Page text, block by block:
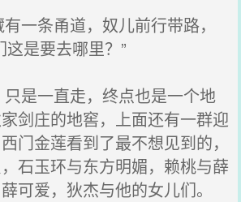
一条甬道，奴儿前行带路，
这是要去哪里？”
是一直走，终点也是一个地
剑庄的地窖，上面还有一群迎
门金莲看到了最不想见到的，
石玉环与东方明媚，赖桃与薛
可爱，狄杰与他的女儿们。